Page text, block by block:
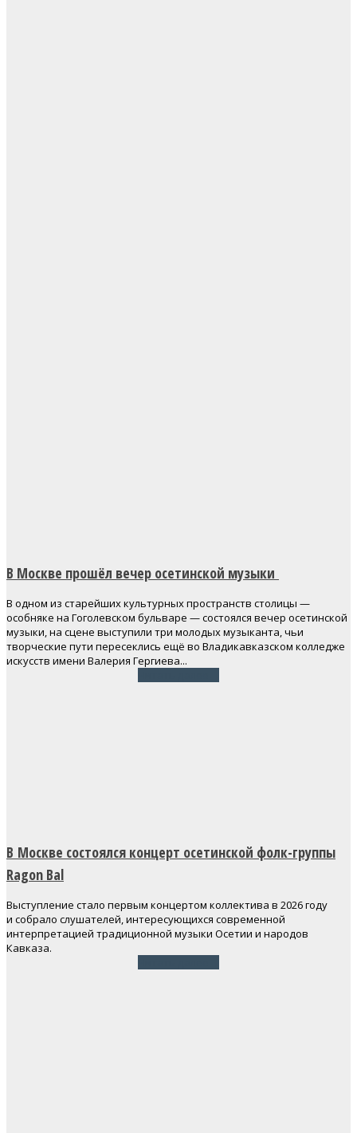
В Москве прошёл вечер осетинской музыки
В одном из старейших культурных пространств столицы —
особняке на Гоголевском бульваре — состоялся вечер осетинской
музыки, на сцене выступили три молодых музыканта, чьи
творческие пути пересеклись ещё во Владикавказском колледже
искусств имени Валерия Гергиева...
В Москве состоялся концерт осетинской фолк-группы
Ragon Bal
Выступление стало первым концертом коллектива в 2026 году
и собрало слушателей, интересующихся современной
интерпретацией традиционной музыки Осетии и народов
Кавказа.